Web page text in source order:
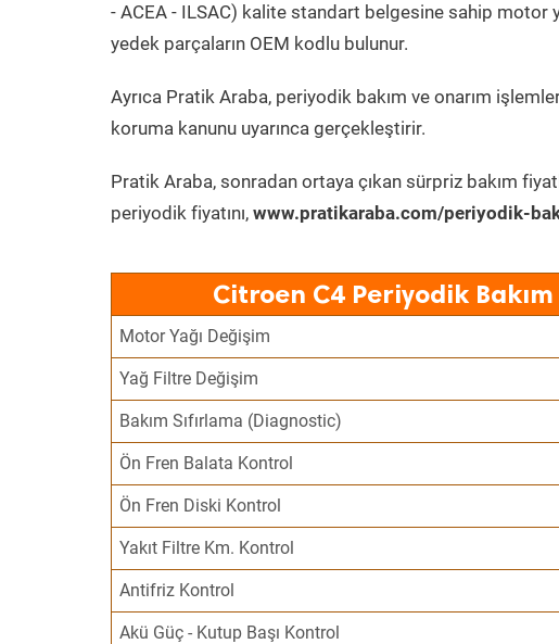
- ACEA - ILSAC) kalite standart belgesine sahip motor
yedek parçaların OEM kodlu bulunur.
Ayrıca Pratik Araba, periyodik bakım ve onarım
koruma kanunu uyarınca gerçekleştirir.
Pratik Araba, sonradan ortaya çıkan sürpriz bakım
periyodik fiyatını, www.pratikaraba.com/periyodik-
Citroen C4 Periyodik
Motor Yağı Değişim
Yağ Filtre Değişim
Bakım Sıfırlama (Diagnostic)
Ön Fren Balata Kontrol
Ön Fren Diski Kontrol
Yakıt Filtre Km. Kontrol
Antifriz Kontrol
Akü Güç - Kutup Başı Kontrol